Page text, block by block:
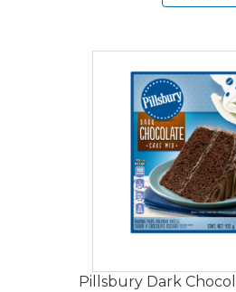
Pillsbury Dark